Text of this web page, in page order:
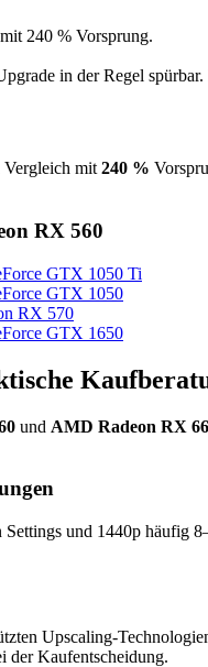
240 % Vorsprung.
in der Regel
Vergleich mit 240 %
RX 560
GTX 1050 Ti
GTX 1050
RX 570
GTX 1650
und AMD Radeon RX
und 1440p häufig
Upscaling-
der Kaufentscheidung.